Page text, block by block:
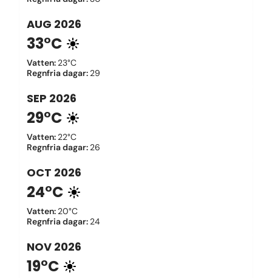
AUG 2026
33°C
Vatten: 23°C
Regnfria dagar: 29
SEP 2026
29°C
Vatten: 22°C
Regnfria dagar: 26
OCT 2026
24°C
Vatten: 20°C
Regnfria dagar: 24
NOV 2026
19°C